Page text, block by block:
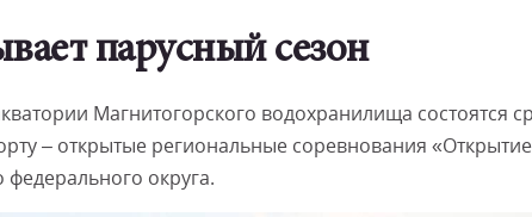
парусный сезон
Магнитогорского водохранилища состоятся
– открытые региональные соревнования
округа.